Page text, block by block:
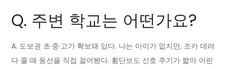
Q. 주변 학교는 어떤가요?
A. 도보권 초·중·고가 확보돼 있다. 나는 아이가 없지만, 조카 데려
다 줄 때 동선을 직접 걸어봤다. 횡단보도 신호 주기가 짧아 어린